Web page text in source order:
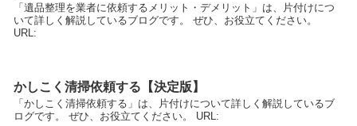
「遺品整理を業者に依頼するメリット・デメリット」は、片付けにつ
いて詳しく解説しているブログです。 ぜひ、お役立てください。
URL:
かしこく清掃依頼する【決定版】
「かしこく清掃依頼する」は、片付けについて詳しく解説しているブ
ログです。 ぜひ、お役立てください。 URL: